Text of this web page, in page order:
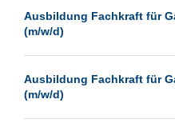
Magdeburg
Mannheim
Ausbildung Fachkraft für
(m/w/d)
Ausbildung Fachkraft für
(m/w/d)